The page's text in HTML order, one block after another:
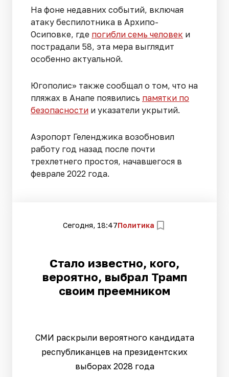
На фоне недавних событий, включая
атаку беспилотника в Архипо-
Осиповке, где погибли семь человек и
пострадали 58, эта мера выглядит
особенно актуальной.
Югополис» также сообщал о том, что на
пляжах в Анапе появились памятки по
безопасности и указатели укрытий.
Аэропорт Геленджика возобновил
работу год назад после почти
трехлетнего простоя, начавшегося в
феврале 2022 года.
Сегодня, 18:47Политика
Стало известно, кого,
вероятно, выбрал Трамп
своим преемником
СМИ раскрыли вероятного кандидата
республиканцев на президентских
выборах 2028 года